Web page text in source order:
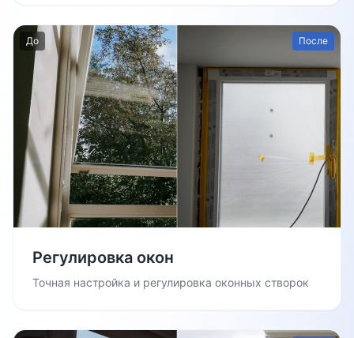
До После
Регулировка окон
Точная настройка и регулировка оконных створок